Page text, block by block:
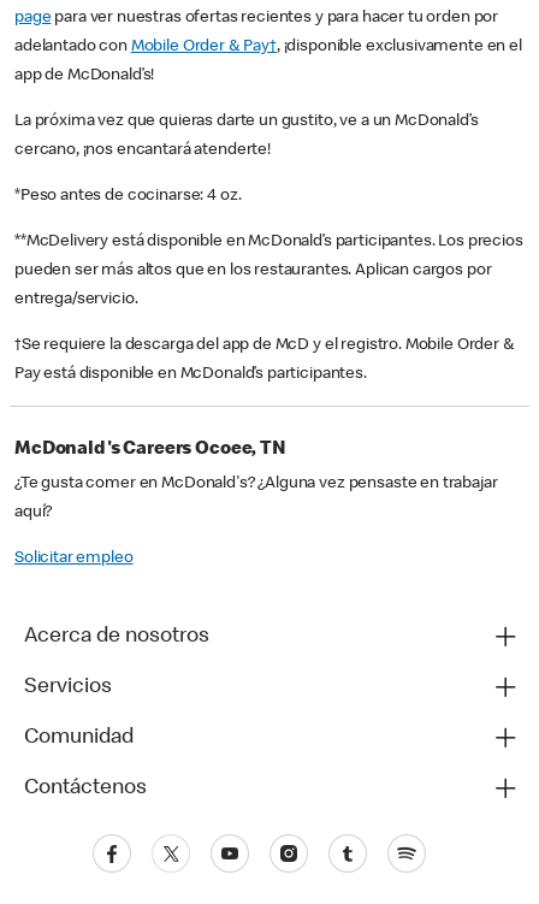
pagepara ver nuestras ofertas recientes y para hacer tu orden por
adelantado con Mobile Order & Pay†, ¡disponible exclusivamente en el
app de McDonald’s!
La próxima vez que quieras darte un gustito, ve a un McDonald’s
cercano, ¡nos encantará atenderte!
*Peso antes de cocinarse: 4 oz.
**McDelivery está disponible en McDonald’s participantes. Los precios
pueden ser más altos que en los restaurantes. Aplican cargos por
entrega/servicio.
†Se requiere la descarga del app de McD y el registro. Mobile Order &
Pay está disponible en McDonald’s participantes.
McDonald's Careers Ocoee, TN
¿Te gusta comer en McDonald's? ¿Alguna vez pensaste en trabajar
aquí?
Solicitar empleo
Acerca de nosotros
Servicios
Comunidad
Contáctenos